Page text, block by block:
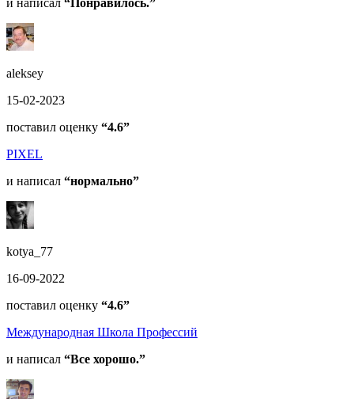
aleksey
15-02-2023
поставил оценку “4.6”
PIXEL
и написал “нормально”
kotya_77
16-09-2022
поставил оценку “4.6”
Международная Школа Профессий
и написал “Все хорошо.”